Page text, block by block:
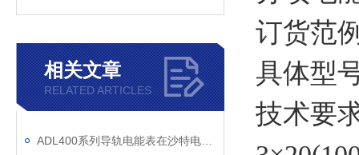
相关文章
RELATED ARTICLES
订货范
具体型
技术要